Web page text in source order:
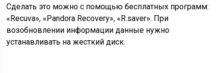
Сделать это можно с помощью бесплатных программ:
«Recuva», «Pandora Recovery», «R.saver». При
возобновлении информации данные нужно
устанавливать на жесткий диск.